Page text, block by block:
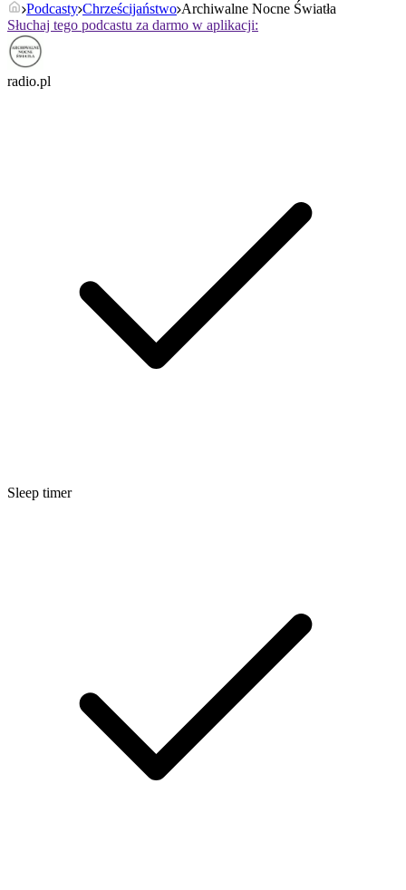
Podcasty Chrześcijaństwo Archiwalne Nocne Światła
Słuchaj tego podcastu za darmo w aplikacji:
radio.pl
Sleep timer